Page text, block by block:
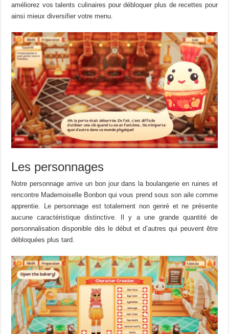
améliorez vos talents culinaires pour débloquer plus derecettes pour
ainsi mieux diversifier votre menu.
Les personnages
Notre personnage arrive un bon jour dans la boulangerie en ruines et
rencontre Mademoiselle Bonbon qui vous prend sous son aile comme
apprentie.
Le personnage est totalement non genré et ne présente
aucunecaractéristique distinctive
Il y a une grande quantité de
personnalisation disponible dès le début et d’autres qui peuvent être
débloquéesplus tard.